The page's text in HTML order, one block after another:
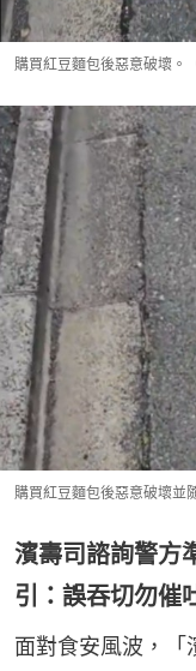
購買紅豆麵包後惡意破壞。
購買紅豆麵包後惡意破壞並
濱壽司諮詢警
引：誤吞切勿催
面對食安風波，「